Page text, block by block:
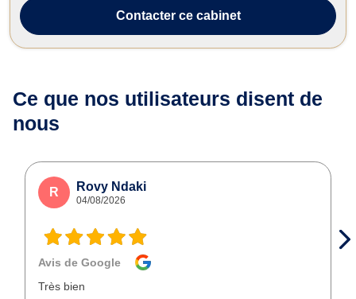
Contacterce cabinet
Ce que nos utilisateurs disent de
nous
R Rovy Ndaki
04/08/2026
Avis de Google
Très bien